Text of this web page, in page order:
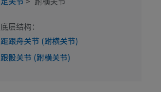
底层结构：
距跟舟关节 (跗横关节)
跟骰关节 (跗横关节)